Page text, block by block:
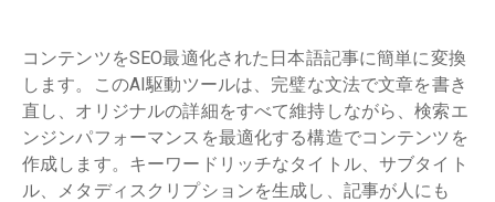
コンテンツをSEO最適化された日本語記事に簡単に変換
します。このAI駆動ツールは、完璧な文法で文章を書き
直し、オリジナルの詳細をすべて維持しながら、検索エ
ンジンパフォーマンスを最適化する構造でコンテンツを
作成します。キーワードリッチなタイトル、サブタイト
ル、メタディスクリプションを生成し、記事が人にも